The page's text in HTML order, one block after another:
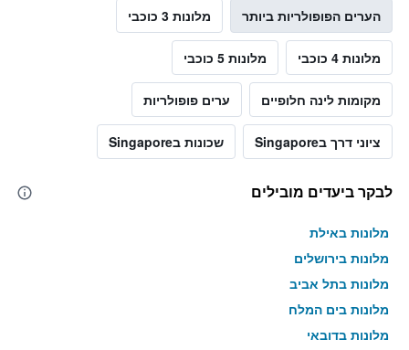
הערים הפופולריות ביותר מלונות 3 כוכבי
מלונות 4 כוכבי מלונות 5 כוכבי
מקומות לינה חלופיים ערים פופולריות
ציוני דרך בSingapore שכונות בSingapore
לבקר ביעדים מובילים
מלונות באילת
מלונות בירושלים
מלונות בתל אביב
מלונות בים המלח
מלונות בדובאי